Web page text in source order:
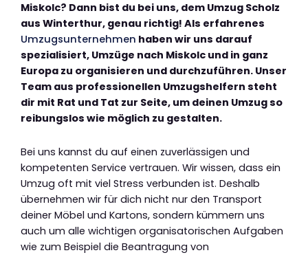
Miskolc? Dann bist du bei uns, dem Umzug Scholz
aus Winterthur, genau richtig! Als erfahrenes
Umzugsunternehmen haben wir uns darauf
spezialisiert, Umzüge nach Miskolc und in ganz
Europa zu organisieren und durchzuführen. Unser
Team aus professionellen Umzugshelfern steht
dir mit Rat und Tat zur Seite, um deinen Umzug so
reibungslos wie möglich zu gestalten.
Bei uns kannst du auf einen zuverlässigen und
kompetenten Service vertrauen. Wir wissen, dass ein
Umzug oft mit viel Stress verbunden ist. Deshalb
übernehmen wir für dich nicht nur den Transport
deiner Möbel und Kartons, sondern kümmern uns
auch um alle wichtigen organisatorischen Aufgaben
wie zum Beispiel die Beantragung von